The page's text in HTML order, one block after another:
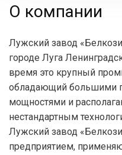
О компании
Лужский завод
городе Луга
время это крупный
обладающий большими
мощностями и
нестандартным
Лужский завод
предприятием,